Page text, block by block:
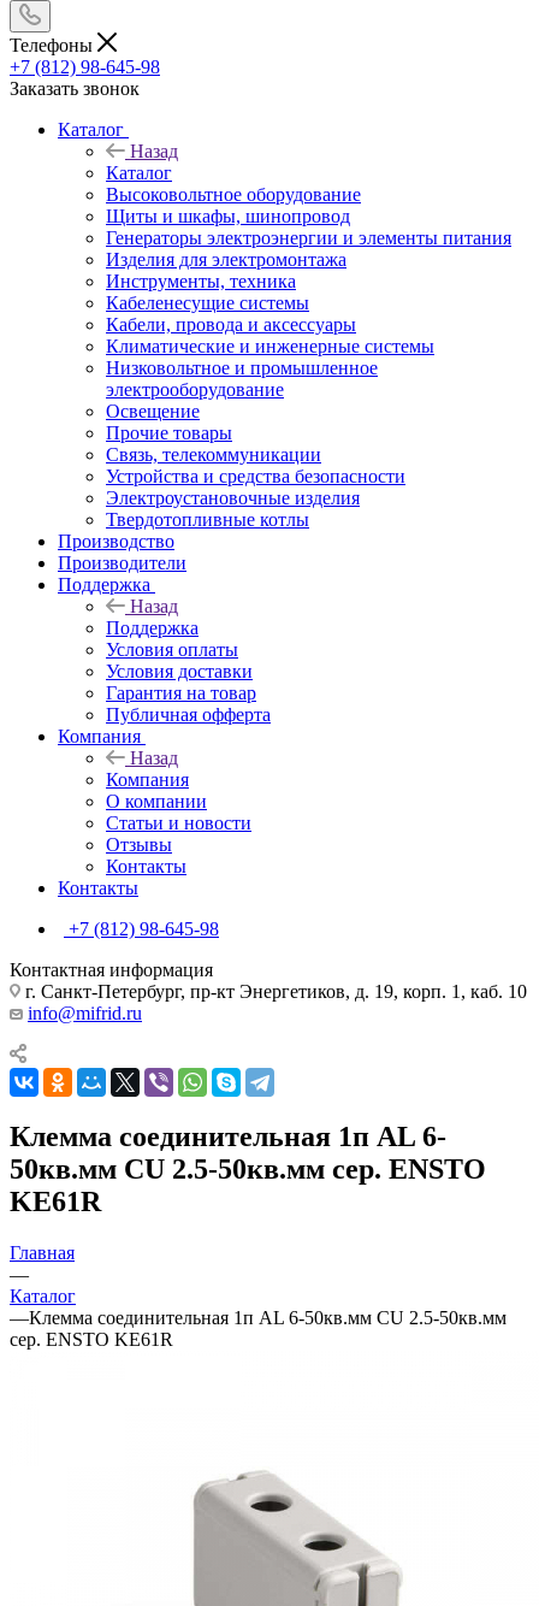
Телефоны
+7 (812) 98-645-98
Заказать звонок
Каталог
Назад
Каталог
Высоковольтное оборудование
Щиты и шкафы, шинопровод
Генераторы электроэнергии и элементы питания
Изделия для электромонтажа
Инструменты, техника
Кабеленесущие системы
Кабели, провода и аксессуары
Климатические и инженерные системы
Низковольтное и промышленное
электрооборудование
Освещение
Прочие товары
Связь, телекоммуникации
Устройства и средства безопасности
Электроустановочные изделия
Твердотопливные котлы
Производство
Производители
Поддержка
Назад
Поддержка
Условия оплаты
Условия доставки
Гарантия на товар
Публичная офферта
Компания
Назад
Компания
О компании
Статьи и новости
Отзывы
Контакты
Контакты
+7 (812) 98-645-98
Контактная информация
г. Санкт-Петербург, пр-кт Энергетиков, д. 19, корп. 1, каб. 10
info@mifrid.ru
Клемма соединительная 1п AL 6-
50кв.мм CU 2.5-50кв.мм сер. ENSTO
KE61R
Главная
—
Каталог
—Клемма соединительная 1п AL 6-50кв.мм CU 2.5-50кв.мм
сер. ENSTO KE61R